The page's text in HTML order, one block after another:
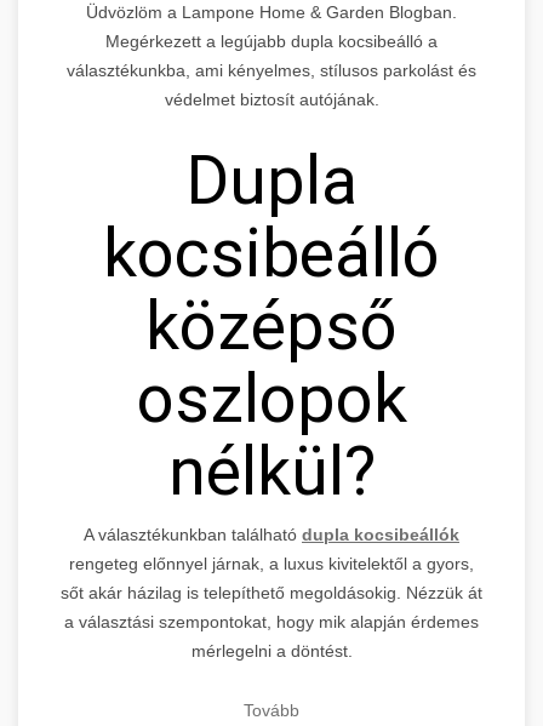
Üdvözlöm a Lampone Home & Garden Blogban.
Megérkezett a legújabb dupla kocsibeálló a
választékunkba, ami kényelmes, stílusos parkolást és
védelmet biztosít autójának.
Dupla
kocsibeálló
középső
oszlopok
nélkül?
A választékunkban található dupla kocsibeállók
rengeteg előnnyel járnak, a luxus kivitelektől a gyors,
sőt akár házilag is telepíthető megoldásokig. Nézzük át
a választási szempontokat, hogy mik alapján érdemes
mérlegelni a döntést.
Tovább